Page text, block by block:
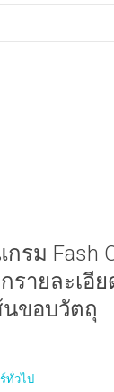
อ่าน
รม Fash
รายละเอี
ขอบวัตถุ
ทั่วไป